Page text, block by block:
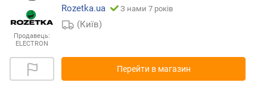
Продавець:
ELECTRON
Rozetka.ua
З нами 7 років
(Київ)
Перейти в магазин